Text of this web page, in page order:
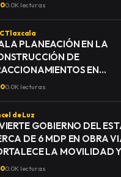
0.0K lecturas
Tlaxcala
PLANEACIÓN EN LA
DE
EN
GENERA
0.0K lecturas
de Luz
GOBIERNO DEL
DE 6 MDP EN OBRA
LA MOVILIDAD
DE
0.0K lecturas